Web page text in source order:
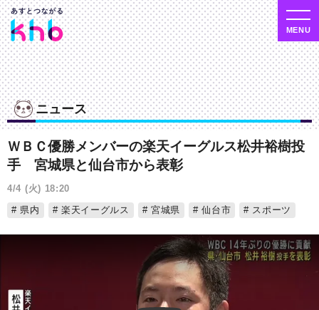
ニュース
ＷＢＣ優勝メンバーの楽天イーグルス松井裕樹投
手 宮城県と仙台市から表彰
4/4 (火) 18:20
県内
楽天イーグルス 宮城県 仙台市 スポーツ